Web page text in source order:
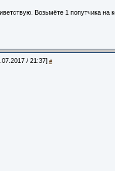
Возьмёте 1 попутчика на
/ 21:37] #